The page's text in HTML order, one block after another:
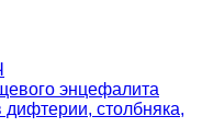
энцефалита
столбняка,